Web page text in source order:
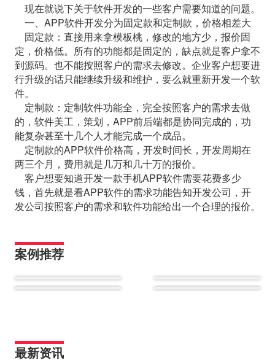
现在就说下关于软件开发的一些客户需要知道的问题。
一、APP软件开发分为固定款和定制款，价格相差大
固定款：直接用来拿模板桃，修改的地方少，报价固
定，价格低。所有的功能都是固定的，缺点就是客户拿不
到源码。也不能按照客户的需求去修改。企业客户想要进
行升级的话只能继续升级和维护，要么就重新开发一个软
件。
定制款：定制软件功能全，完全按照客户的需求去做
的，软件美工，策划，APP前后端都是协同完成的，功
能复杂甚至十几个人才能完成一个成品。
定制款的APP软件价格高，开发时间长，开发周期在
两三个月，费用就是几万和几十万的报价。
客户想要知道开发一款手机APP软件需要花费多少
钱，首先就是看APP软件的需求功能告知开发公司，开
发公司按照客户的需求和软件功能给出一个合理的报价。
案例推荐
最新资讯